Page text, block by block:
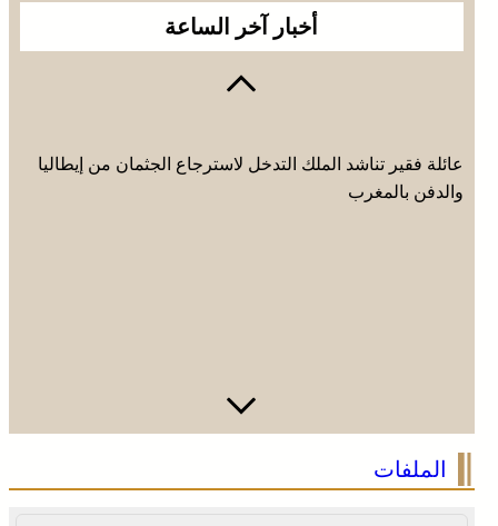
أخبار آخر الساعة
عائلة فقير تناشد الملك التدخل لاسترجاع الجثمان من إيطاليا
والدفن بالمغرب
فينيسيوس جونيور يمدد عقده مع ريال مدريد حتى 2032
الملفات